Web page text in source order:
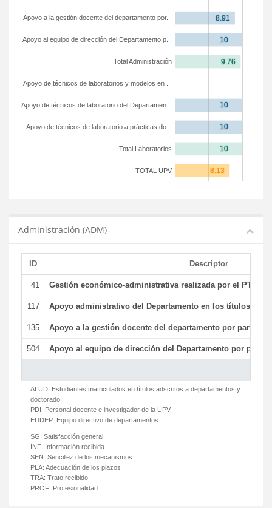
TOTAL UPV
Total Laboratorios
Apoyo de técnicos de laboratorio a prácticas do...
Apoyo de técnicos de laboratorio del Departamen...
Apoyo de técnicos de laboratorios y modelos en ...
Total Administración
Apoyo al equipo de dirección del Departamento p...
Apoyo a la gestión docente del departamento por...
Administración (ADM)
ID Descriptor
41 Gestión económico-administrativa realizada por el PTGAS
117 Apoyo administrativo del Departamento en los títulos de
135 Apoyo a la gestión docente del departamento por parte
504 Apoyo al equipo de dirección del Departamento por parte
ALUD: Estudiantes matriculados en títulos adscritos a departamentos y
doctorado
PDI: Personal docente e investigador de la UPV
EDDEP: Equipo directivo de departamentos
SG: Satisfacción general
INF: Información recibida
SEN: Sencillez de los mecanismos
PLA: Adecuación de los plazos
TRA: Trato recibido
PROF: Profesionalidad